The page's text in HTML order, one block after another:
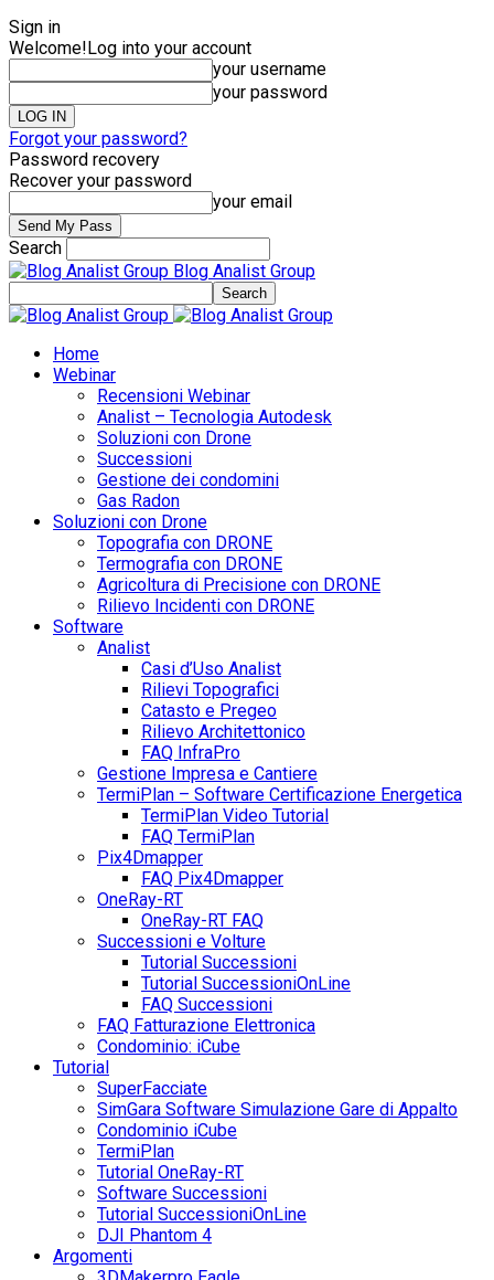
Sign in
Welcome!Log into your account
your username
your password
Forgot your password?
Password recovery
Recover your password
your email
Search
Blog Analist Group
Home
Webinar
Recensioni Webinar
Analist – Tecnologia Autodesk
Soluzioni con Drone
Successioni
Gestione dei condomini
Gas Radon
Soluzioni con Drone
Topografia con DRONE
Termografia con DRONE
Agricoltura di Precisione con DRONE
Rilievo Incidenti con DRONE
Software
Analist
Casi d’Uso Analist
Rilievi Topografici
Catasto e Pregeo
Rilievo Architettonico
FAQ InfraPro
Gestione Impresa e Cantiere
TermiPlan – Software Certificazione Energetica
TermiPlan Video Tutorial
FAQ TermiPlan
Pix4Dmapper
FAQ Pix4Dmapper
OneRay-RT
OneRay-RT FAQ
Successioni e Volture
Tutorial Successioni
Tutorial SuccessioniOnLine
FAQ Successioni
FAQ Fatturazione Elettronica
Condominio: iCube
Tutorial
SuperFacciate
SimGara Software Simulazione Gare di Appalto
Condominio iCube
TermiPlan
Tutorial OneRay-RT
Software Successioni
Tutorial SuccessioniOnLine
DJI Phantom 4
Argomenti